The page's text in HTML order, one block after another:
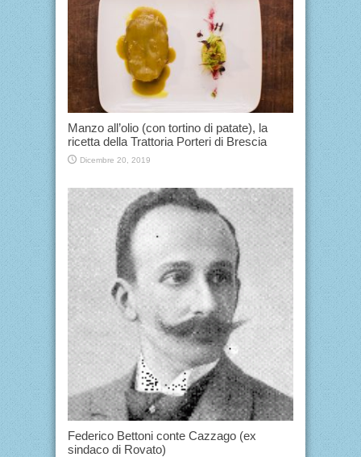
Manzo all’olio (con tortino di patate), la
ricetta della Trattoria Porteri di Brescia
Dicembre 20, 2019
Federico Bettoni conte Cazzago (ex
sindaco di Rovato)